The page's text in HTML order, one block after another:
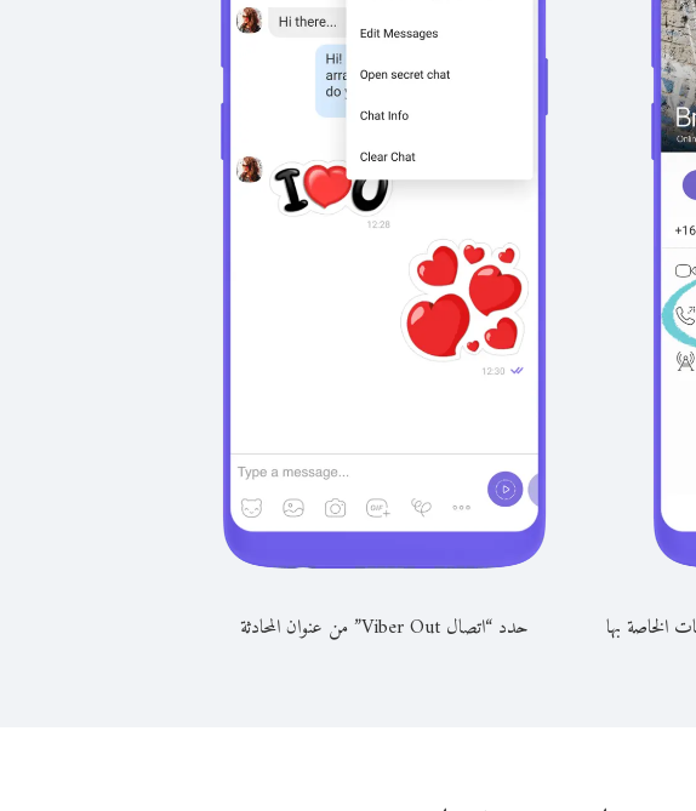
الخاصة بها حدد “اتصال Viber Out” من عنوان المحادثة